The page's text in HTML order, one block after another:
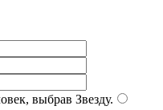
выбрав Звезду.